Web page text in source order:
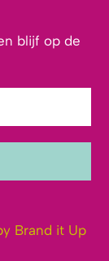
blijf op de
Brand it Up